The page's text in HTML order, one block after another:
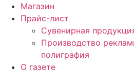
Магазин
Прайс-лист
Сувенирная
Производство
полиграфия
О газете